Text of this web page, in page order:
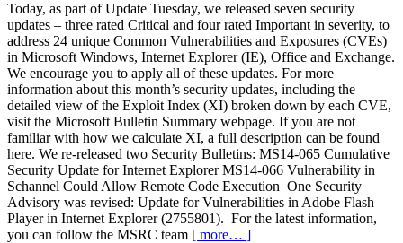
Today, as part of Update Tuesday, we released seven security
updates – three rated Critical and four rated Important in severity, to
address 24 unique Common Vulnerabilities and Exposures (CVEs)
in Microsoft Windows, Internet Explorer (IE), Office and Exchange.
We encourage you to apply all of these updates. For more
information about this month’s security updates, including the
detailed view of the Exploit Index (XI) broken down by each CVE,
visit the Microsoft Bulletin Summary webpage. If you are not
familiar with how we calculate XI, a full description can be found
here. We re-released two Security Bulletins: MS14-065 Cumulative
Security Update for Internet Explorer MS14-066 Vulnerability in
Schannel Could Allow Remote Code Execution One Security
Advisory was revised: Update for Vulnerabilities in Adobe Flash
Player in Internet Explorer (2755801). For the latest information,
you can follow the MSRC team [ more… ]